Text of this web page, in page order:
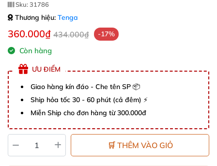
Sku:31786
Thương hiệu: Tenga
360.000₫ 434.000₫ -17%
Còn hàng
ƯU ĐIỂM
Giao hàng kín đáo - Che tên SP 📦
Ship hỏa tốc 30 - 60 phút (cả đêm) ⚡
Miễn Ship cho đơn hàng từ 300.000đ
🛒 THÊM VÀO GIỎ